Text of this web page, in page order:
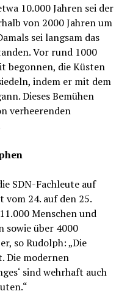
10.000 Jahren sei der
von 2000 Jahren um
sei langsam das
Vor rund 1000
begonnen, die Küsten
indem er mit dem
Dieses Bemühen
verheerenden
SDN-Fachleute auf
vom 24. auf den 25.
Menschen und
sowie über 4000
so Rudolph: „Die
Die modernen
sind wehrhaft auch